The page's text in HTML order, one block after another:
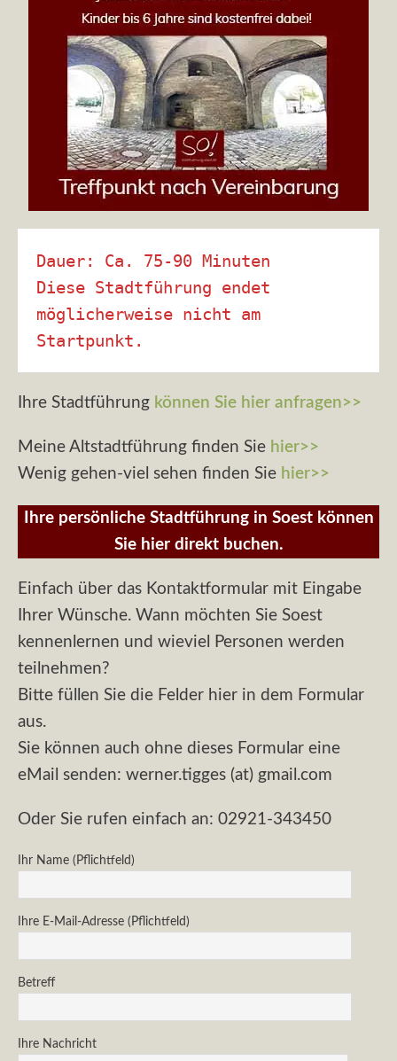
Dauer: Ca. 75-90 Minuten
Diese Stadtführung endet
möglicherweise nicht am
Startpunkt.
Ihre Stadtführung können Sie hier anfragen>>
Meine Altstadtführung finden Sie hier>>
Wenig gehen-viel sehen finden Sie hier>>
Ihre persönliche Stadtführung in Soest können
Sie hier direkt buchen.
Einfach über das Kontaktformular mit Eingabe
Ihrer Wünsche. Wann möchten Sie Soest
kennenlernen und wieviel Personen werden
teilnehmen?
Bitte füllen Sie die Felder hier in dem Formular
aus.
Sie können auch ohne dieses Formular eine
eMail senden: werner.tigges (at) gmail.com
Oder Sie rufen einfach an: 02921-343450
Ihr Name (Pflichtfeld)
Ihre E-Mail-Adresse (Pflichtfeld)
Betreff
Ihre Nachricht